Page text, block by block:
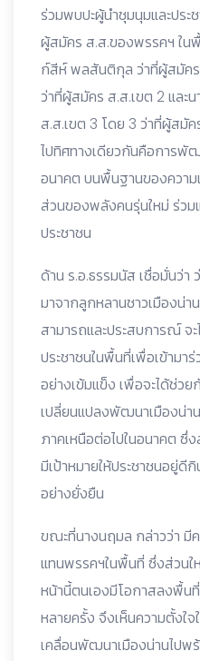
ร่วมพบปะผู้นำชุมนุมและปร
ผู้สมัคร ส.ส.ของพรรคฯ ใน
ก์สีห์ พลสันติกุล ว่าที่ผู้สมัคร
ว่าที่ผู้สมัคร ส.ส.เขต 2 และ
ส.ส.เขต 3 โดย 3 ว่าที่ผู้สมัค
ไปทิศทางเดียวกันคือการพั
อนาคต บนพื้นฐานของความ
ส่วนของพลังคนรุ่นใหม่ ร่ว
ประชาชน
ด้าน ร.อ.ธรรมนัส เชื่อมั่นว่
มาจากลูกหลานชาวเมืองน่า
สามารถและประสบการณ์ จ
ประชาชนในพื้นที่เพื่อเข้ามา
อย่างเข้มแข็ง เพื่อจะได้ช่ว
เปลี่ยนแปลงพัฒนาเมืองน่า
ภาคเหนือต่อไปในอนาคต
มีเป้าหมายให้ประชาชนอยู่ดี
อย่างยั่งยืน
ขณะที่นางนฤมล กล่าวว่า มี
แทนพรรคฯในพื้นที่ ซึ่งส่วน
หน้านี้ตนเองมีโอกาสลงพื้น
หลายครั้ง จึงเห็นความตั้งใ
เคลื่อนพัฒนาเมืองน่านไปพ